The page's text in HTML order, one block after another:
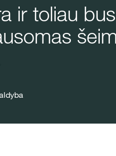
ir toliau bus